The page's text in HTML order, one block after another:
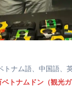
トナム語、中国語、
ベトナムドン（観光